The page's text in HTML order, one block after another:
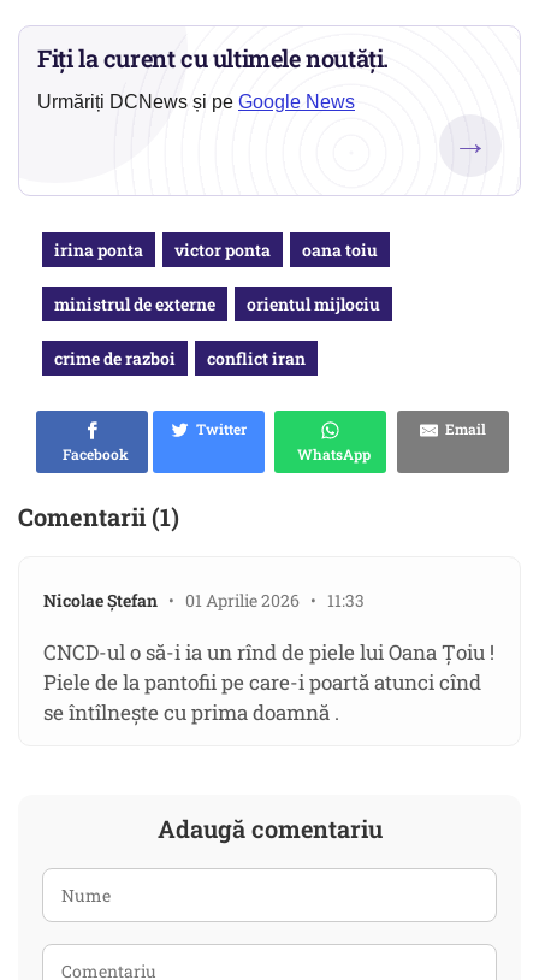
Fiți la curent cu ultimele noutăți.
Urmăriți DCNews și pe Google News
→
irina ponta victor ponta oana toiu
ministrul de externe orientul mijlociu
crime de razboi conflict iran
Facebook
Twitter
WhatsApp
Email
Comentarii (1)
Nicolae Ștefan • 01 Aprilie 2026 • 11:33
CNCD-ul o să-i ia un rînd de piele lui Oana Țoiu !
Piele de la pantofii pe care-i poartă atunci cînd
se întîlnește cu prima doamnă .
Adaugă comentariu